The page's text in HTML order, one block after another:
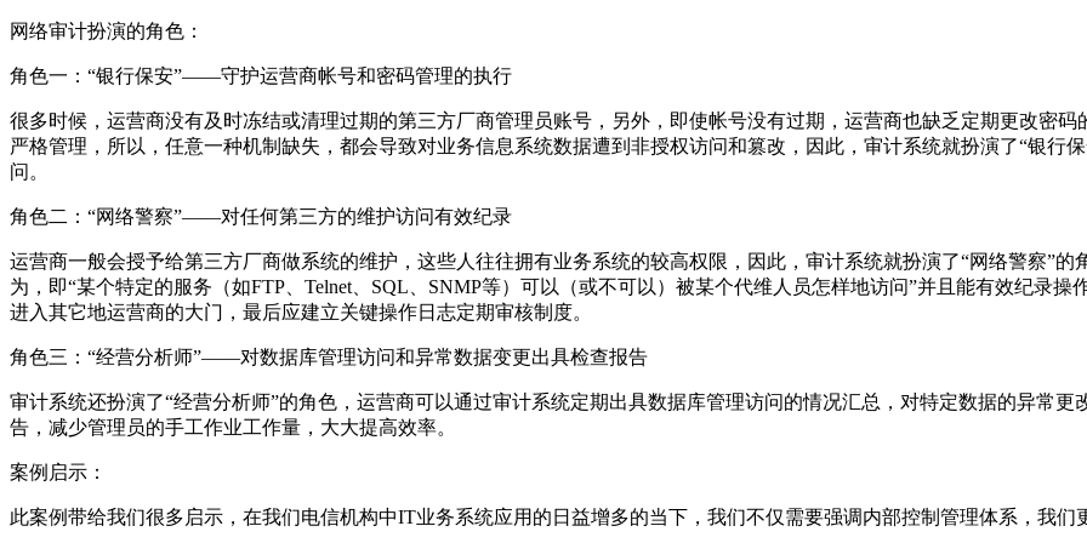
网络审计扮演的角色：
角色一：“银行保安”——守护运营商帐号和密码管理的执行
很多时候，运营商没有及时冻结或清理过期的第三方厂商管理员账号，另外，即使帐号没有过期，运营商也缺乏定期更改密
严格管理，所以，任意一种机制缺失，都会导致对业务信息系统数据遭到非授权访问和篡改，因此，审计系统就扮演了“银行
问。
角色二：“网络警察”——对任何第三方的维护访问有效纪录
运营商一般会授予给第三方厂商做系统的维护，这些人往往拥有业务系统的较高权限，因此，审计系统就扮演了“网络警察”
为，即“某个特定的服务（如FTP、Telnet、SQL、SNMP等）可以（或不可以）被某个代维人员怎样地访问”并且能有效纪录
进入其它地运营商的大门，最后应建立关键操作日志定期审核制度。
角色三：“经营分析师”——对数据库管理访问和异常数据变更出具检查报告
审计系统还扮演了“经营分析师”的角色，运营商可以通过审计系统定期出具数据库管理访问的情况汇总，对特定数据的异常
告，减少管理员的手工作业工作量，大大提高效率。
案例启示：
此案例带给我们很多启示，在我们电信机构中IT业务系统应用的日益增多的当下，我们不仅需要强调内部控制管理体系，我